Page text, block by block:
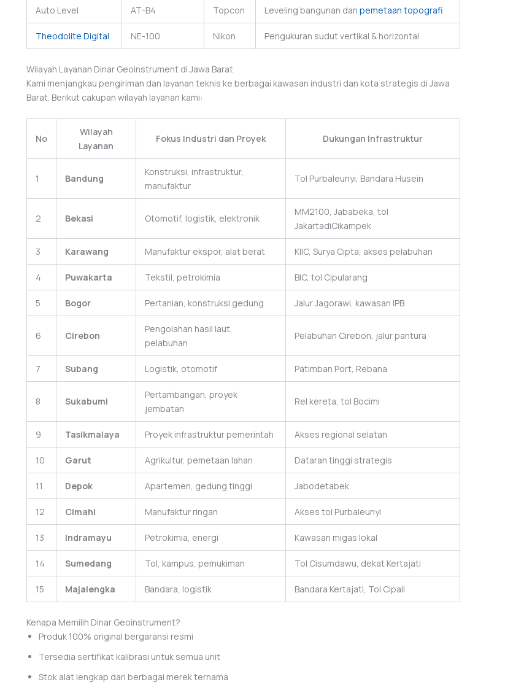
Auto Level AT-B4 Topcon Leveling bangunan dan pemetaan topografi
Theodolite Digital NE-100 Nikon Pengukuran sudut vertikal & horizontal
Wilayah Layanan Dinar Geoinstrument di Jawa Barat
Kami menjangkau pengiriman dan layanan teknis ke berbagai kawasan industri dan kota strategis di Jawa
Barat. Berikut cakupan wilayah layanan kami:
No
Wilayah
Layanan
Fokus Industri dan Proyek Dukungan Infrastruktur
1 Bandung
Konstruksi, infrastruktur,
manufaktur
Tol Purbaleunyi, Bandara Husein
2 Bekasi Otomotif, logistik, elektronik
MM2100, Jababeka, tol
JakartadiCikampek
3 Karawang Manufaktur ekspor, alat berat KIIC, Surya Cipta, akses pelabuhan
4 Puwakarta Tekstil, petrokimia BIC, tol Cipularang
5 Bogor Pertanian, konstruksi gedung Jalur Jagorawi, kawasan IPB
6 Cirebon
Pengolahan hasil laut,
pelabuhan
Pelabuhan Cirebon, jalur pantura
7 Subang Logistik, otomotif Patimban Port, Rebana
8 Sukabumi
Pertambangan, proyek
jembatan
Rel kereta, tol Bocimi
9 Tasikmalaya Proyek infrastruktur pemerintah Akses regional selatan
10 Garut Agrikultur, pemetaan lahan Dataran tinggi strategis
11 Depok Apartemen, gedung tinggi Jabodetabek
12 Cimahi Manufaktur ringan Akses tol Purbaleunyi
13 Indramayu Petrokimia, energi Kawasan migas lokal
14 Sumedang Tol, kampus, pemukiman Tol Cisumdawu, dekat Kertajati
15 Majalengka Bandara, logistik Bandara Kertajati, Tol Cipali
Kenapa Memilih Dinar Geoinstrument?
Produk 100% original bergaransi resmi
Tersedia sertifikat kalibrasi untuk semua unit
Stok alat lengkap dari berbagai merek ternama